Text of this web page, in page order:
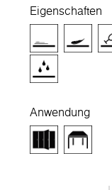
Eigenschaften
Anwendung